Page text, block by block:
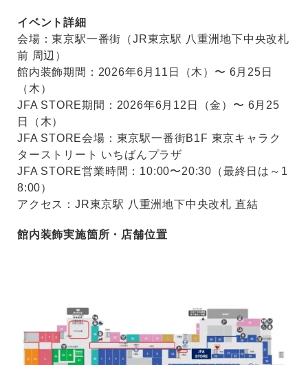
イベント詳細
会場：東京駅一番街（JR東京駅 八重洲地下中央改札
前 周辺）
館内装飾期間：2026年6月11日（木）〜 6月25日
（木）
JFA STORE期間：2026年6月12日（金）〜 6月25
日（木）
JFA STORE会場：東京駅一番街B1F 東京キャラク
ターストリート いちばんプラザ
JFA STORE営業時間：10:00〜20:30（最終日は～1
8:00）
アクセス：JR東京駅 八重洲地下中央改札 直結
館内装飾実施箇所・店舗位置